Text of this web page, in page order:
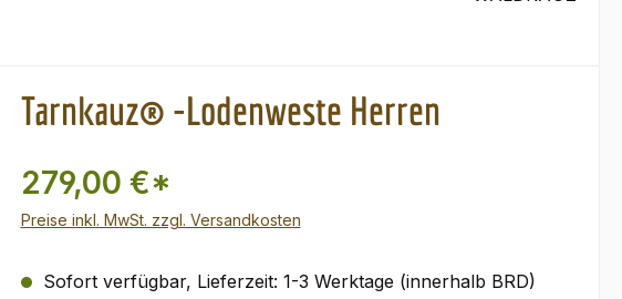
Tarnkauz® -Lodenweste Herren
279,00 €*
Preise inkl. MwSt. zzgl. Versandkosten
Sofort verfügbar, Lieferzeit: 1-3 Werktage (innerhalb BRD)